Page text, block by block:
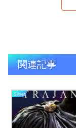
関連記事
Silver